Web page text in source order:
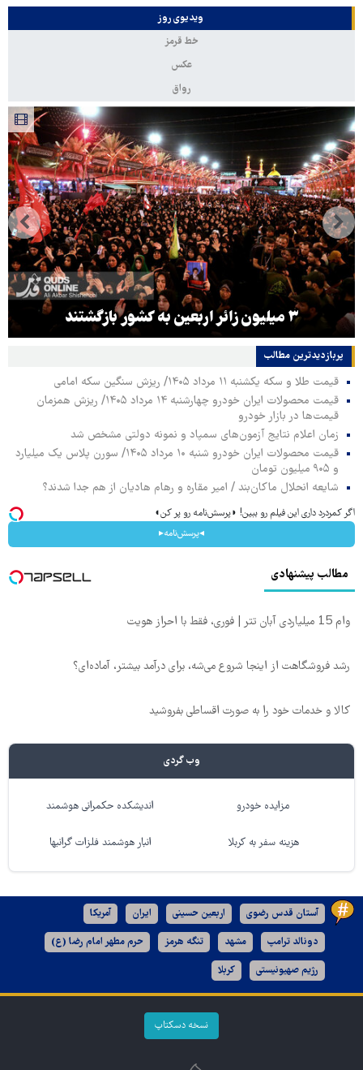
ویدیوی روز
خط قرمز
عکس
رواق
۳ میلیون زائر اربعین به کشور بازگشتند
پربازدیدترین‌ مطالب
قیمت طلا و سکه یکشنبه ۱۱ مرداد ۱۴۰۵/ ریزش سنگین سکه امامی
قیمت محصولات ایران خودرو چهارشنبه ۱۴ مرداد ۱۴۰۵/ ریزش همزمان
قیمت‌ها در بازار خودرو
زمان اعلام نتایج آزمون‌های سمپاد و نمونه دولتی مشخص شد
قیمت محصولات ایران خودرو شنبه ۱۰ مرداد ۱۴۰۵/ سورن پلاس یک میلیارد
و ۹۰۵ میلیون تومان
شایعه انحلال ماکان‌بند / امیر مقاره و رهام هادیان از هم جدا شدند؟
اگر کمردرد داری این فیلم رو ببین! ◗پرسش‌نامه رو پر کن◖
◂پرسش‌نامه▸
مطالب پیشنهادی
وام 15 میلیاردی آبان تتر | فوری، فقط با احراز هویت
رشد فروشگاهت از اینجا شروع می‌شه، برای درآمد بیشتر، آماده‌ای؟
کالا و خدمات خود را به صورت اقساطی بفروشید
وب گردی
مزایده خودرو اندیشکده حکمرانی هوشمند
هزینه سفر به کربلا انبار هوشمند فلزات گرانبها
آستان قدس رضوی اربعین حسینی ایران آمریکا
دونالد ترامپ مشهد تنگه هرمز حرم مطهر امام رضا (ع)
رژیم صهیونیستی کربلا
نسخه دسکتاپ